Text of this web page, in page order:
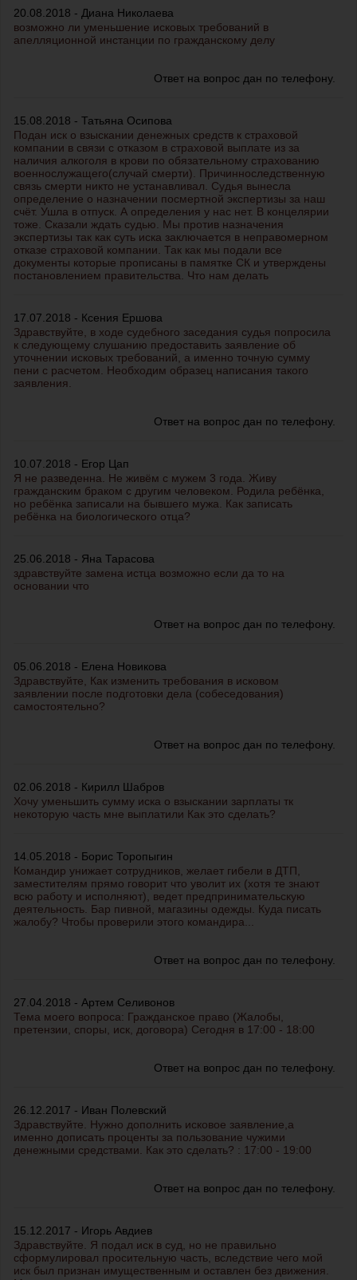
20.08.2018 - Диана Николаева
возможно ли уменьшение исковых требований в
апелляционной инстанции по гражданскому делу
Ответ на вопрос дан по телефону.
15.08.2018 - Татьяна Осипова
Подан иск о взыскании денежных средств к страховой
компании в связи с отказом в страховой выплате из за
наличия алкоголя в крови по обязательному страхованию
военнослужащего(случай смерти). Причинноследственную
связь смерти никто не устанавливал. Судья вынесла
определение о назначении посмертной экспертизы за наш
счёт. Ушла в отпуск. А определения у нас нет. В концелярии
тоже. Сказали ждать судью. Мы против назначения
экспертизы так как суть иска заключается в неправомерном
отказе страховой компании. Так как мы подали все
документы которые прописаны в памятке СК и утверждены
постановлением правительства. Что нам делать
17.07.2018 - Ксения Ершова
Здравствуйте, в ходе судебного заседания судья попросила
к следующему слушанию предоставить заявление об
уточнении исковых требований, а именно точную сумму
пени с расчетом. Необходим образец написания такого
заявления.
Ответ на вопрос дан по телефону.
10.07.2018 - Егор Цап
Я не разведенна. Не живём с мужем 3 года. Живу
гражданским браком с другим человеком. Родила ребёнка,
но ребёнка записали на бывшего мужа. Как записать
ребёнка на биологического отца?
25.06.2018 - Яна Тарасова
здравствуйте замена истца возможно если да то на
основании что
Ответ на вопрос дан по телефону.
05.06.2018 - Елена Новикова
Здравствуйте, Как изменить требования в исковом
заявлении после подготовки дела (собеседования)
самостоятельно?
Ответ на вопрос дан по телефону.
02.06.2018 - Кирилл Шабров
Хочу уменьшить сумму иска о взыскании зарплаты тк
некоторую часть мне выплатили Как это сделать?
14.05.2018 - Борис Торопыгин
Командир унижает сотрудников, желает гибели в ДТП,
заместителям прямо говорит что уволит их (хотя те знают
всю работу и исполняют), ведет предпринимательскую
деятельность. Бар пивной, магазины одежды. Куда писать
жалобу? Чтобы проверили этого командира...
Ответ на вопрос дан по телефону.
27.04.2018 - Артем Селивонов
Тема моего вопроса: Гражданское право (Жалобы,
претензии, споры, иск, договора) Сегодня в 17:00 - 18:00
Ответ на вопрос дан по телефону.
26.12.2017 - Иван Полевский
Здравствуйте. Нужно дополнить исковое заявление,а
именно дописать проценты за пользование чужими
денежными средствами. Как это сделать? : 17:00 - 19:00
Ответ на вопрос дан по телефону.
15.12.2017 - Игорь Авдиев
Здравствуйте. Я подал иск в суд, но не правильно
сформулировал просительную часть, вследствие чего мой
иск был признан имущественным и оставлен без движения.